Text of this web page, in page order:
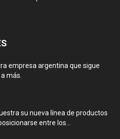
empresa argentina que sigue
más.
su nueva línea de productos
entre los...